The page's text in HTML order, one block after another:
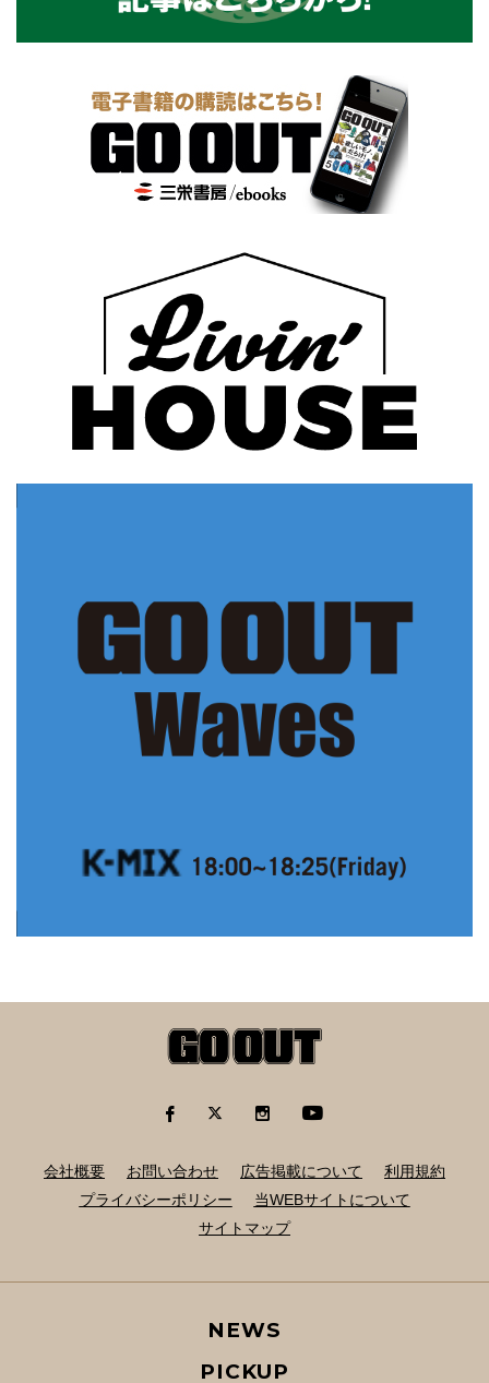
会社概要 お問い合わせ 広告掲載について
利用規約
プライバシーポリシー
当WEBサイトについて
サイトマップ
NEWS
PICKUP